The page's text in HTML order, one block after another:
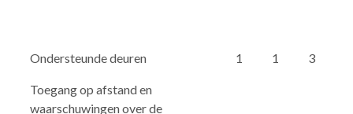
Ondersteunde deuren 1 1 3
Toegang op afstand en
waarschuwingen over de